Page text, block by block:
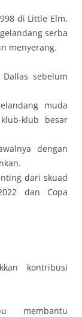
di Little Elm,
serba
menyerang.
sebelum
muda
klub besar
dengan
dari skuad
dan Copa
kontribusi
membantu